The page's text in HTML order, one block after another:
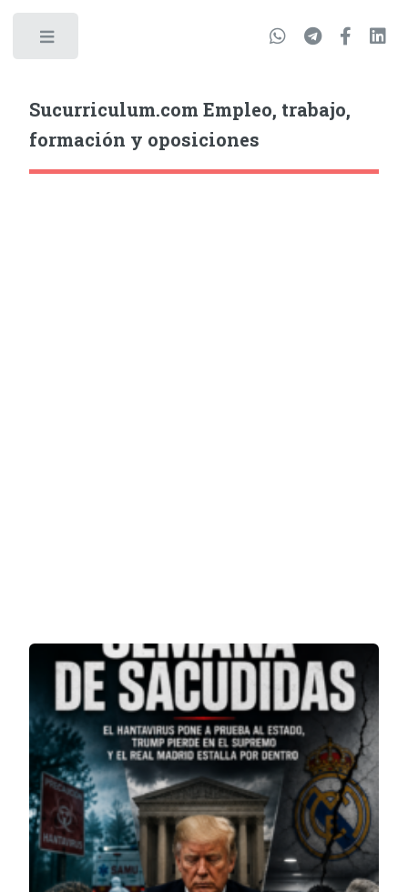
Sucurriculum.com Empleo, trabajo,
formación y oposiciones